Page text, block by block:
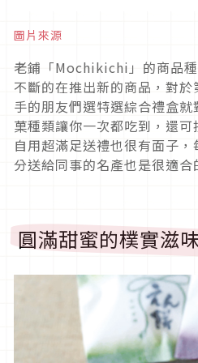
圖片來源
老鋪「Mochikichi」的商品
不斷的在推出新的商品，對
手的朋友們選特選綜合禮盒
菓種類讓你一次都吃到，還可
自用超滿足送禮也很有面子
分送給同事的名產也是很適合
圓滿甜蜜的樸實滋